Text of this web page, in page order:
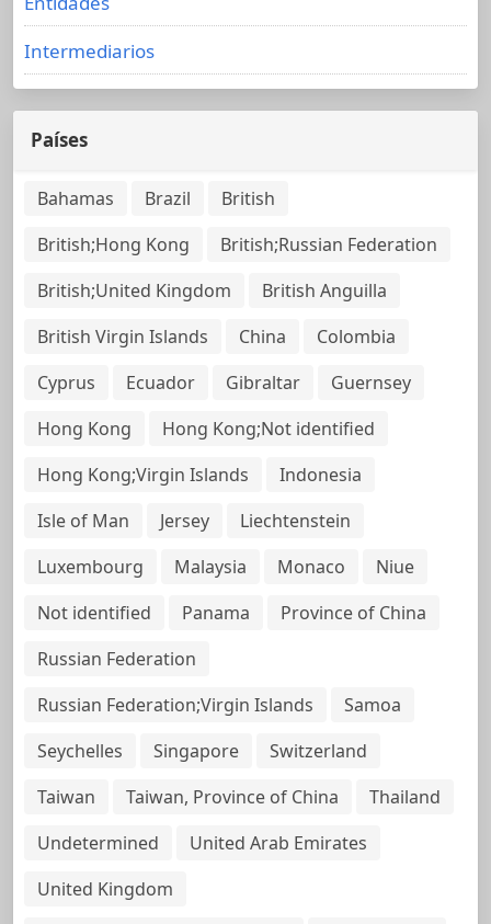
Intermediarios
Países
Bahamas Brazil
British
British;Hong Kong
British;Russian Federation
British;United Kingdom
British Anguilla
British Virgin Islands
China
Colombia
Cyprus
Ecuador Gibraltar
Guernsey
Hong Kong
Hong Kong;Not identified
Hong Kong;Virgin Islands
Indonesia
Isle of Man
Jersey
Liechtenstein
Luxembourg
Malaysia Monaco
Niue
Not identified
Panama
Province of China
Russian Federation
Russian Federation;Virgin Islands
Samoa
Seychelles
Singapore
Switzerland
Taiwan
Taiwan, Province of China
Thailand
Undetermined
United Arab Emirates
United Kingdom